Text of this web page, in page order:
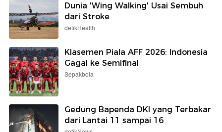
Dunia 'Wing Walking' Usai Sembuh
dari Stroke
detikHealth
Klasemen Piala AFF 2026: Indonesia
Gagal ke Semifinal
Sepakbola
Gedung Bapenda DKI yang Terbakar
dari Lantai 11 sampai 16